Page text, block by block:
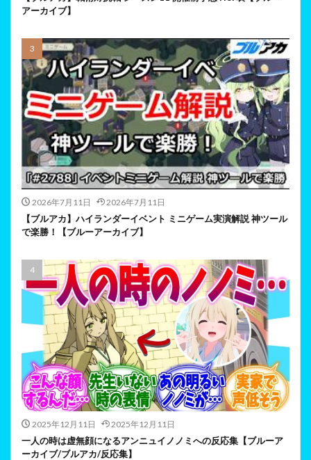
アーカイブ】
2026年7月11日 2026年7月11日
【ブルアカ】ハイランダーイベント ミニゲーム実演解説 神ツール
で楽勝！【ブルーアーカイブ】
2025年12月11日 2025年12月11日
一人の時は虚無顔になるアンニュイノノミへの反応集【ブルーア
ーカイブ/ブルアカ/反応集】